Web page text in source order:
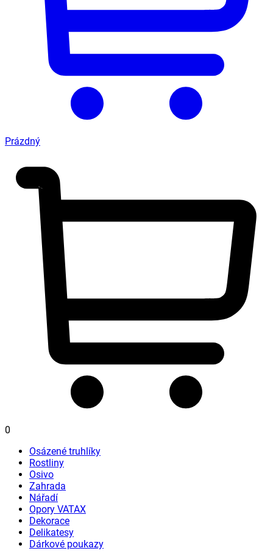
Prázdný
0
Osázené truhlíky
Rostliny
Osivo
Zahrada
Nářadí
Opory VATAX
Dekorace
Delikatesy
Dárkové poukazy